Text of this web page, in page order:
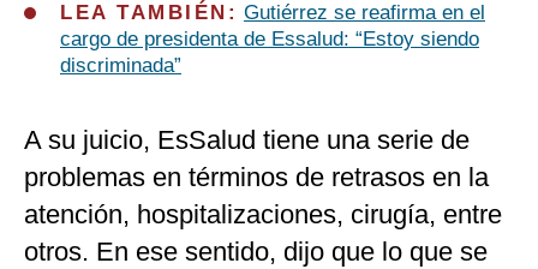
LEA TAMBIÉN: Gutiérrez se reafirma en el
cargo de presidenta de Essalud: “Estoy siendo
discriminada”
A su juicio, EsSalud tiene una serie de
problemas en términos de retrasos en la
atención, hospitalizaciones, cirugía, entre
otros. En ese sentido, dijo que lo que se